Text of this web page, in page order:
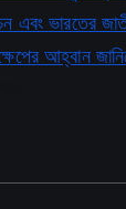
এবং ভারতের
আহ্বান